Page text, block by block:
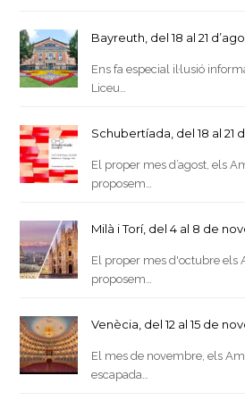
Bayreuth, del 18 al 21
Ens fa especial il·lusió
Liceu…
Schubertíada, del 18 al 21
El proper mes d’agost, els
proposem…
Milà i Torí, del 4 al 8 de
El proper mes d'octubre els
proposem…
Venècia, del 12 al 15 de
El mes de novembre, els
escapada…